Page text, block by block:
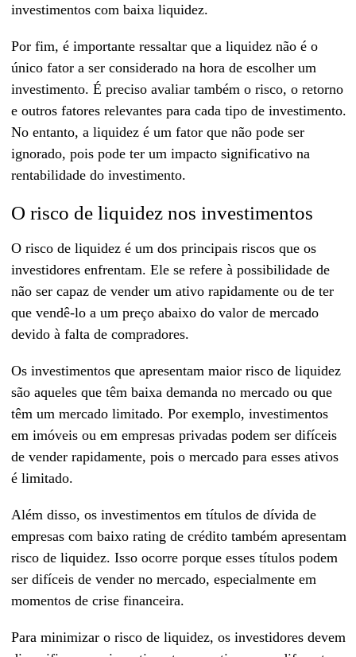
investimentos com baixa liquidez.
Por fim, é importante ressaltar que a liquidez não é o
único fator a ser considerado na hora de escolher um
investimento. É preciso avaliar também o risco, o retorno
e outros fatores relevantes para cada tipo de investimento.
No entanto, a liquidez é um fator que não pode ser
ignorado, pois pode ter um impacto significativo na
rentabilidade do investimento.
O risco de liquidez nos investimentos
O risco de liquidez é um dos principais riscos que os
investidores enfrentam. Ele se refere à possibilidade de
não ser capaz de vender um ativo rapidamente ou de ter
que vendê-lo a um preço abaixo do valor de mercado
devido à falta de compradores.
Os investimentos que apresentam maior risco de liquidez
são aqueles que têm baixa demanda no mercado ou que
têm um mercado limitado. Por exemplo, investimentos
em imóveis ou em empresas privadas podem ser difíceis
de vender rapidamente, pois o mercado para esses ativos
é limitado.
Além disso, os investimentos em títulos de dívida de
empresas com baixo rating de crédito também apresentam
risco de liquidez. Isso ocorre porque esses títulos podem
ser difíceis de vender no mercado, especialmente em
momentos de crise financeira.
Para minimizar o risco de liquidez, os investidores devem